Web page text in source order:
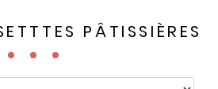
PÂTISSIÈRES